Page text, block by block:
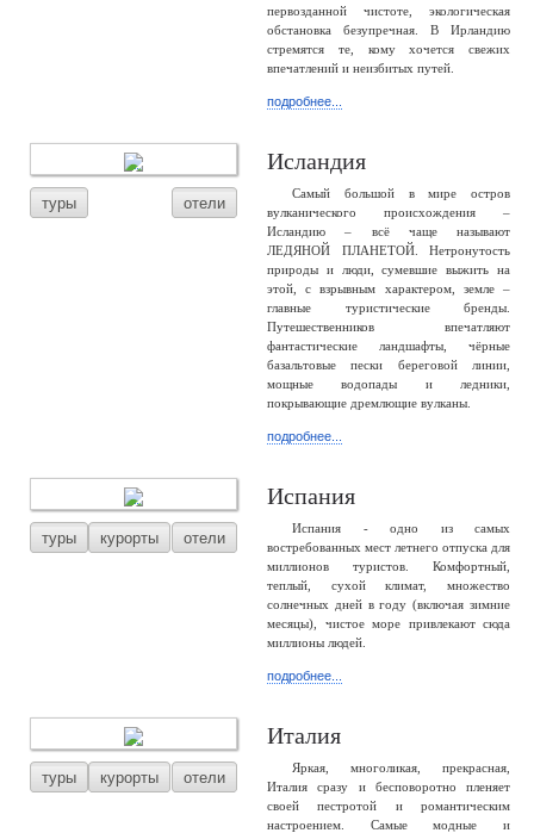
первозданной чистоте, экологическая
обстановка безупречная. В Ирландию
стремятся те, кому хочется свежих
впечатлений и неизбитых путей.
подробнее...
туры отели
Исландия
Самый большой в мире остров
вулканического происхождения –
Исландию – всё чаще называют
ЛЕДЯНОЙ ПЛАНЕТОЙ. Нетронутость
природы и люди, сумевшие выжить на
этой, с взрывным характером, земле –
главные туристические бренды.
Путешественников впечатляют
фантастические ландшафты, чёрные
базальтовые пески береговой линии,
мощные водопады и ледники,
покрывающие дремлющие вулканы.
подробнее...
туры курорты отели
Испания
Испания - одно из самых
востребованных мест летнего отпуска для
миллионов туристов. Комфортный,
теплый, сухой климат, множество
солнечных дней в году (включая зимние
месяцы), чистое море привлекают сюда
миллионы людей.
подробнее...
туры курорты отели
Италия
Яркая, многоликая, прекрасная,
Италия сразу и бесповоротно пленяет
своей пестротой и романтическим
настроением. Самые модные и